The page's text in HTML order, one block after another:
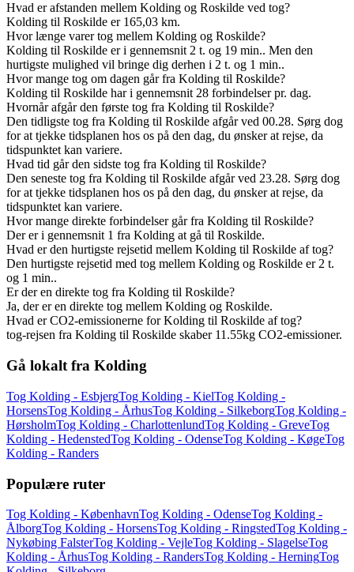
Hvad er afstanden mellem Kolding og Roskilde ved tog?
Kolding til Roskilde er 165,03 km.
Hvor længe varer tog mellem Kolding og Roskilde?
Kolding til Roskilde er i gennemsnit 2 t. og 19 min.. Men den
hurtigste mulighed vil bringe dig derhen i 2 t. og 1 min..
Hvor mange tog om dagen går fra Kolding til Roskilde?
Kolding til Roskilde har i gennemsnit 28 forbindelser pr. dag.
Hvornår afgår den første tog fra Kolding til Roskilde?
Den tidligste tog fra Kolding til Roskilde afgår ved 00.28. Sørg dog
for at tjekke tidsplanen hos os på den dag, du ønsker at rejse, da
tidspunktet kan variere.
Hvad tid går den sidste tog fra Kolding til Roskilde?
Den seneste tog fra Kolding til Roskilde afgår ved 23.28. Sørg dog
for at tjekke tidsplanen hos os på den dag, du ønsker at rejse, da
tidspunktet kan variere.
Hvor mange direkte forbindelser går fra Kolding til Roskilde?
Der er i gennemsnit 1 fra Kolding at gå til Roskilde.
Hvad er den hurtigste rejsetid mellem Kolding til Roskilde af tog?
Den hurtigste rejsetid med tog mellem Kolding og Roskilde er 2 t.
og 1 min..
Er der en direkte tog fra Kolding til Roskilde?
Ja, der er en direkte tog mellem Kolding og Roskilde.
Hvad er CO2-emissionerne for Kolding til Roskilde af tog?
tog-rejsen fra Kolding til Roskilde skaber 11.55kg CO2-emissioner.
Gå lokalt fra Kolding
Tog Kolding - EsbjergTog Kolding - KielTog Kolding -
HorsensTog Kolding - ÅrhusTog Kolding - SilkeborgTog Kolding -
HørsholmTog Kolding - CharlottenlundTog Kolding - GreveTog
Kolding - HedenstedTog Kolding - OdenseTog Kolding - KøgeTog
Kolding - Randers
Populære ruter
Tog Kolding - KøbenhavnTog Kolding - OdenseTog Kolding -
ÅlborgTog Kolding - HorsensTog Kolding - RingstedTog Kolding -
Nykøbing FalsterTog Kolding - VejleTog Kolding - SlagelseTog
Kolding - ÅrhusTog Kolding - RandersTog Kolding - HerningTog